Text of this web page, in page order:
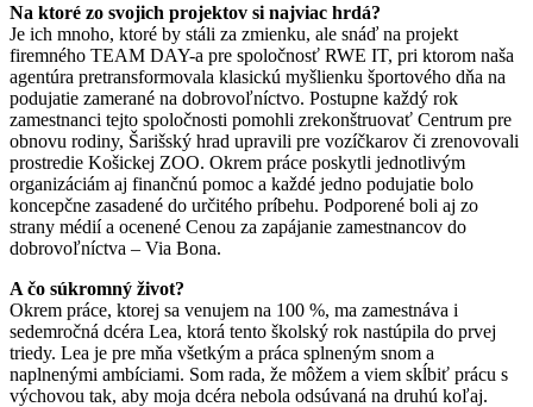
Na ktoré zo svojich projektov si najviac hrdá?
Je ich mnoho, ktoré by stáli za zmienku, ale snáď na projekt
firemného TEAM DAY-a pre spoločnosť RWE IT, pri ktorom naša
agentúra pretransformovala klasickú myšlienku športového dňa na
podujatie zamerané na dobrovoľníctvo. Postupne každý rok
zamestnanci tejto spoločnosti pomohli zrekonštruovať Centrum pre
obnovu rodiny, Šarišský hrad upravili pre vozíčkarov či zrenovovali
prostredie Košickej ZOO. Okrem práce poskytli jednotlivým
organizáciám aj finančnú pomoc a každé jedno podujatie bolo
koncepčne zasadené do určitého príbehu. Podporené boli aj zo
strany médií a ocenené Cenou za zapájanie zamestnancov do
dobrovoľníctva – Via Bona.
A čo súkromný život?
Okrem práce, ktorej sa venujem na 100 %, ma zamestnáva i
sedemročná dcéra Lea, ktorá tento školský rok nastúpila do prvej
triedy. Lea je pre mňa všetkým a práca splneným snom a
naplnenými ambíciami. Som rada, že môžem a viem skĺbiť prácu s
výchovou tak, aby moja dcéra nebola odsúvaná na druhú koľaj.